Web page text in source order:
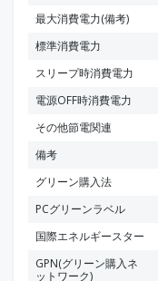
最大消費電力(備考)
標準消費電力
スリープ時消費電力
電源OFF時消費電力
その他節電関連
備考
グリーン購入法
PCグリーンラベル
国際エネルギースター
GPN(グリーン購入ネ
ットワーク)